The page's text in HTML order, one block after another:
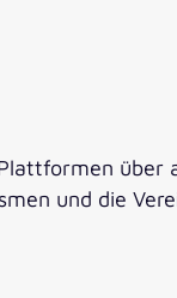
über
und die